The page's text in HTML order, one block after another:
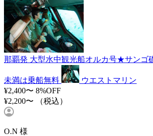
那覇発 大型水中観光船オルカ号★サンゴ
未満は乗船無料
ウエストマリン
¥2,400〜 8%OFF
¥2,200〜
（税込）
O.N 様